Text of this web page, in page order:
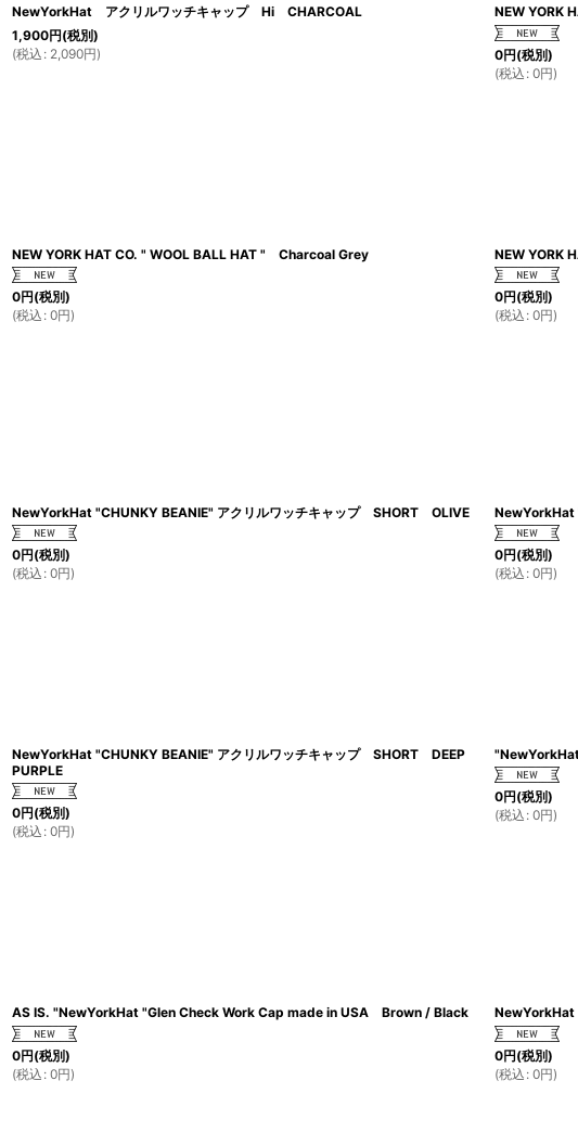
NewYorkHat アクリルワッチキャップ Hi CHARCOAL
1,900円(税別)
(税込 : 2,090円)
NEW YORK
0円(税別)
(税込 : 0円)
NEW YORK HAT CO. " WOOL BALL HAT " Charcoal Grey
0円(税別)
(税込 : 0円)
NEW YORK
0円(税別)
(税込 : 0円)
NewYorkHat "CHUNKY BEANIE" アクリルワッチキャップ SHORT OLIVE
0円(税別)
(税込 : 0円)
NewYorkHat
0円(税別)
(税込 : 0円)
NewYorkHat "CHUNKY BEANIE" アクリルワッチキャップ SHORT DEEP
PURPLE
0円(税別)
(税込 : 0円)
0円(税別)
(税込 : 0円)
AS IS. "NewYorkHat "Glen Check Work Cap made in USA Brown / Black
0円(税別)
(税込 : 0円)
0円(税別)
(税込 : 0円)